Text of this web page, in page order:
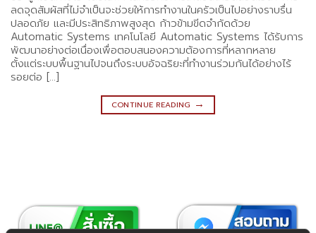
ลดจุดสัมผัสที่ไม่จำเป็นจะช่วยให้การทำงานในครัวเป็นไปอย่างราบรื่น
ปลอดภัย และมีประสิทธิภาพสูงสุด ก้าวข้ามขีดจำกัดด้วย
Automatic Systems เทคโนโลยี Automatic Systems ได้รับการ
พัฒนาอย่างต่อเนื่องเพื่อตอบสนองความต้องการที่หลากหลาย
ตั้งแต่ระบบพื้นฐานไปจนถึงระบบอัจฉริยะที่ทำงานร่วมกันได้อย่างไร้
รอยต่อ […]
CONTINUE READING →